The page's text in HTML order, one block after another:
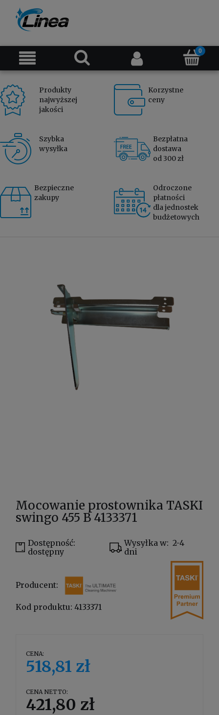
Produkty
najwyższej
jakości
Korzystne
ceny
Szybka
wysyłka
Bezpłatna
dostawa
od 300 zł
Bezpieczne
zakupy
Odroczone
płatności
dla jednostek
budżetowych
Mocowanie prostownika TASKI
swingo 455 B 4133371
Dostępność:
dostępny
Wysyłka w: 2-4
dni
Producent:
Kod produktu: 4133371
CENA:
518,81 zł
CENA NETTO:
421,80 zł